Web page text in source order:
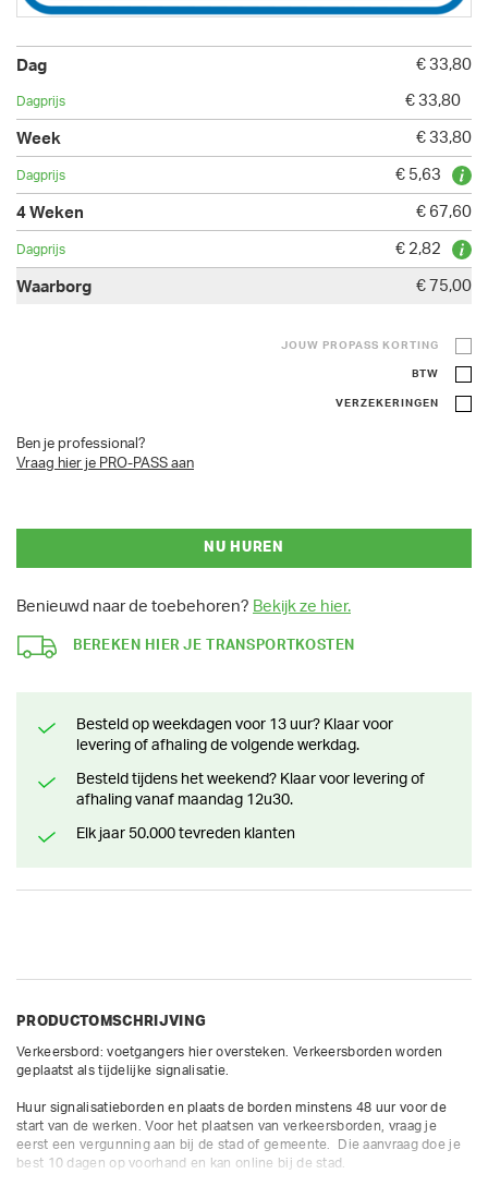
€ 33,80
€ 33,80
€ 33,80
€ 5,63
€ 67,60
€ 2,82
€ 75,00
JOUW PROPASS KORTING
BTW
VERZEKERINGEN
Ben je professional?
Vraag hier je PRO-PASS aan
NU HUREN
Benieuwd naar de toebehoren? Bekijk ze hier.
BEREKEN HIER JE TRANSPORTKOSTEN
Besteld op weekdagen voor 13 uur? Klaar voor
levering of afhaling de volgende werkdag.
Besteld tijdens het weekend? Klaar voor levering of
afhaling vanaf maandag 12u30.
Elk jaar 50.000 tevreden klanten
PRODUCTOMSCHRIJVING
Verkeersbord: voetgangers hier oversteken. Verkeersborden worden
geplaatst als tijdelijke signalisatie.
Huur signalisatieborden en plaats de borden minstens 48 uur voor de
start van de werken. Voor het plaatsen van verkeersborden, vraag je
eerst een vergunning aan bij de stad of gemeente.  Die aanvraag doe je
best 10 dagen op voorhand en kan online bij de stad.